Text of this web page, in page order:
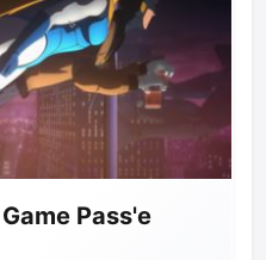
Pass'e